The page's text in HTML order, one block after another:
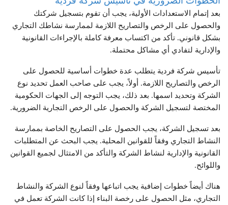
بعد إتمام الاستعدادات الأولية، يجب أن تقوم بتسجيل شركتك
والحصول على الرخص والتصاريح اللازمة لممارسة نشاطك التجاري
بشكل قانوني. تأكد من اكتساب معرفة كاملة بالإجراءات القانونية
والإدارية لتفادي أي مشاكل محتملة.
تأسيس شركة فردية يتطلب عدة خطوات أساسية للحصول على
الرخص والتصاريح اللازمة. أولاً، يجب على صاحب العمل تحديد نوع
الشركة وتحديد اسمها. بعد ذلك، يجب التوجه إلى الجهات الحكومية
المختصة لتسجيل الشركة والحصول على الرخص التجارية الضرورية.
بعد تسجيل الشركة، يجب الحصول على التصاريح الخاصة بممارسة
النشاط التجاري وفقاً للقوانين المحلية. يجب البحث عن المتطلبات
القانونية والإدارية لنشاط الشركة والتأكد من الامتثال لجميع القوانين
واللوائح.
هناك أيضاً خطوات إضافية يجب اتباعها وفقاً لنوع الشركة والنشاط
التجاري، مثل الحصول على رخصة البناء إذا كانت الشركة تعمل في